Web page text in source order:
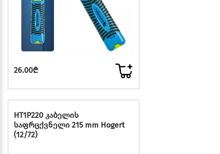
26.00₾
HT1P220 კაბელის
საფრცქვნელი 215 mm Hogert
(12/72)